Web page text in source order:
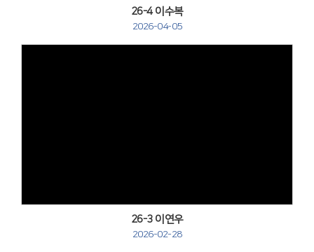
26-4 이수복
2026-04-05
26-3 이연우
2026-02-28